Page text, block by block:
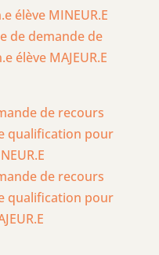
élève MINEUR.E
de demande de
élève MAJEUR.E
de recours
qualification pour
de recours
qualification pour